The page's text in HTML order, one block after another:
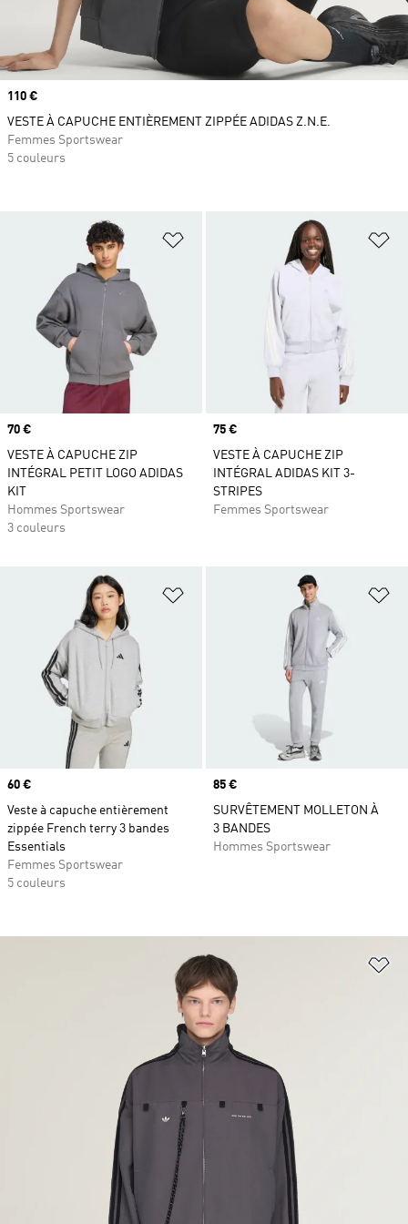
Ajouter à la Liste de produits
Prix
70 €
VESTE À CAPUCHE ZIP
INTÉGRAL PETIT LOGO ADIDAS
KIT
Hommes Sportswear
3 couleurs
Prix
75 €
VESTE À CAPUCHE ZIP
INTÉGRAL ADIDAS KIT 3-
STRIPES
Femmes Sportswear
Ajouter à la Liste de produits
Prix
60 €
Veste à capuche entièrement
zippée French terry 3 bandes
Essentials
Femmes Sportswear
5 couleurs
Prix
85 €
SURVÊTEMENT MOLLETON À
3 BANDES
Hommes Sportswear
Prix
110 €
VESTE À CAPUCHE ENTIÈREMENT ZIPPÉE ADIDAS Z.N.E.
Femmes Sportswear
5 couleurs